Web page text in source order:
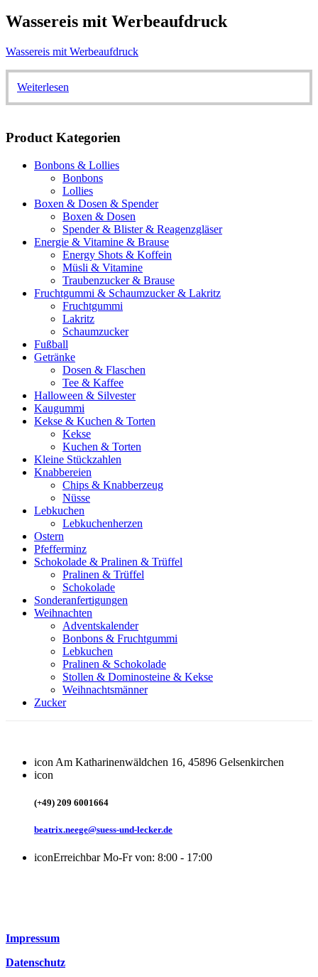
Wassereis mit Werbeaufdruck
Wassereis mit Werbeaufdruck
Weiterlesen
Product Kategorien
Bonbons & Lollies
Bonbons
Lollies
Boxen & Dosen & Spender
Boxen & Dosen
Spender & Blister & Reagenzgläser
Energie & Vitamine & Brause
Energy Shots & Koffein
Müsli & Vitamine
Traubenzucker & Brause
Fruchtgummi & Schaumzucker & Lakritz
Fruchtgummi
Lakritz
Schaumzucker
Fußball
Getränke
Dosen & Flaschen
Tee & Kaffee
Halloween & Silvester
Kaugummi
Kekse & Kuchen & Torten
Kekse
Kuchen & Torten
Kleine Stückzahlen
Knabbereien
Chips & Knabberzeug
Nüsse
Lebkuchen
Lebkuchenherzen
Ostern
Pfefferminz
Schokolade & Pralinen & Trüffel
Pralinen & Trüffel
Schokolade
Sonderanfertigungen
Weihnachten
Adventskalender
Bonbons & Fruchtgummi
Lebkuchen
Pralinen & Schokolade
Stollen & Dominosteine & Kekse
Weihnachtsmänner
Zucker
icon Am Katharinenwäldchen 16, 45896 Gelsenkirchen
icon
(+49) 209 6001664
beatrix.neege@suess-und-lecker.de
iconErreichbar Mo-Fr von: 8:00 - 17:00
Impressum
Datenschutz